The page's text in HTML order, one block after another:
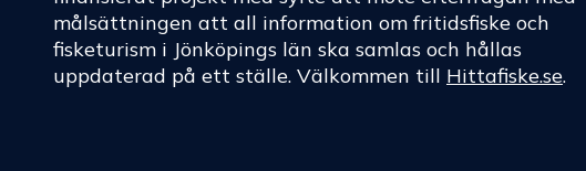
målsättningen att all information om fritidsfiske och
fisketurism i Jönköpings län ska samlas och hållas
uppdaterad på ett ställe. Välkommen till Hittafiske.se.